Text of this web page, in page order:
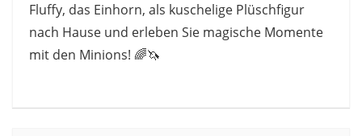
Fluffy, das Einhorn, als kuschelige Plüschfigur
nach Hause und erleben Sie magische Momente
mit den Minions! 🌈🦄